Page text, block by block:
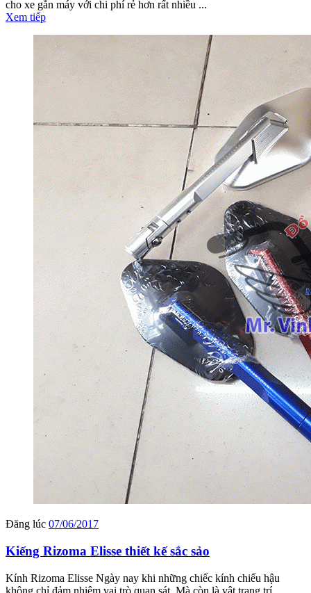
cho xe gắn máy với chi phí rẻ hơn rất nhiều ...
Xem tiếp
Đăng lúc 07/06/2017
Kiếng Rizoma Elisse thiết kế sắc sảo
Kính Rizoma Elisse Ngày nay khi những chiếc kính chiếu hậu
không chỉ đảm nhiệm vai trò quan sát. Mà còn là vật trang trí ...